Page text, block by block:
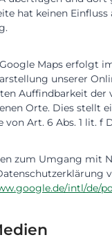
hat keinen Einfluss
Maps erfolgt
unserer
Auffindbarkeit der
Orte. Dies stellt
von Art. 6 Abs. 1 lit. f
zum Umgang mit
intl/de/